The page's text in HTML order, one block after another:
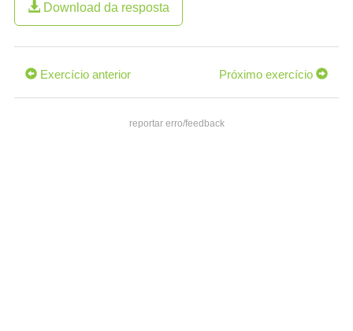
Download da resposta
Exercício anterior Próximo exercício
reportar erro/feedback